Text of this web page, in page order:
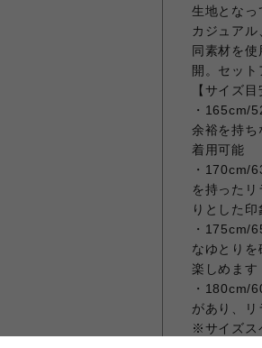
生地となっ
カジュア
同素材を
開。セット
【サイズ目
・165cm/
余裕を持ち
着用可能
・170cm/
を持った
りとした
・175cm/
なゆとり
楽しめます
・180cm/
があり、
※サイズス